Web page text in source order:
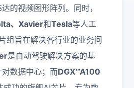
的视频图形阵列。同时，
、Xavier和Tesla等人工
组旨在解决各行业的业务问
是自动驾驶解决方案的基
数据中心；而DGX™A100